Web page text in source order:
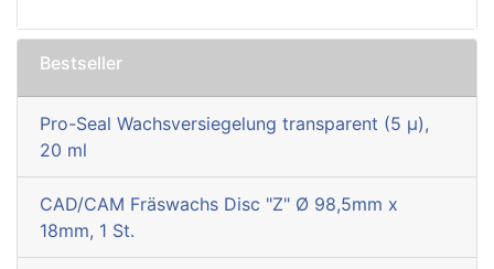
Bestseller
Pro-Seal Wachsversiegelung transparent (5 µ),
20 ml
CAD/CAM Fräswachs Disc "Z" Ø 98,5mm x
18mm, 1 St.